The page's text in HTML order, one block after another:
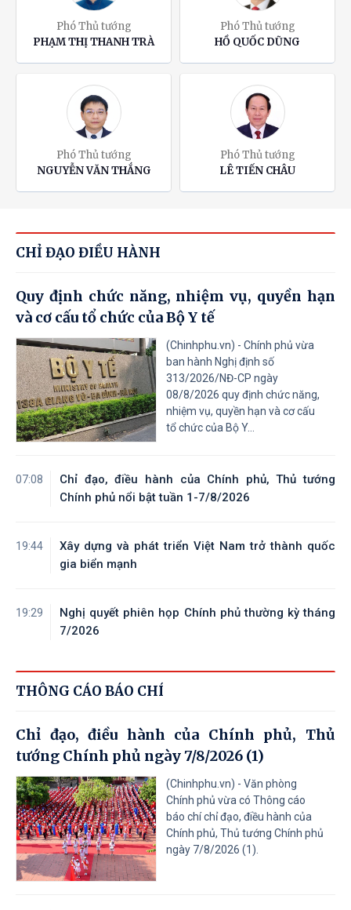
Phó Thủ tướng
PHẠM THỊ THANH TRÀ
Phó Thủ tướng
HỒ QUỐC DŨNG
Phó Thủ tướng
NGUYỄN VĂN THẮNG
Phó Thủ tướng
LÊ TIẾN CHÂU
CHỈ ĐẠO ĐIỀU HÀNH
Quy định chức năng, nhiệm vụ, quyền hạn
và cơ cấu tổ chức của Bộ Y tế
(Chinhphu.vn) - Chính phủ vừa
ban hành Nghị định số
313/2026/NĐ-CP ngày
08/8/2026 quy định chức năng,
nhiệm vụ, quyền hạn và cơ cấu
tổ chức của Bộ Y...
07:08
Chỉ đạo, điều hành của Chính phủ, Thủ tướng
Chính phủ nổi bật tuần 1-7/8/2026
19:44
Xây dựng và phát triển Việt Nam trở thành quốc
gia biển mạnh
19:29
Nghị quyết phiên họp Chính phủ thường kỳ tháng
7/2026
THÔNG CÁO BÁO CHÍ
Chỉ đạo, điều hành của Chính phủ, Thủ
tướng Chính phủ ngày 7/8/2026 (1)
(Chinhphu.vn) - Văn phòng
Chính phủ vừa có Thông cáo
báo chí chỉ đạo, điều hành của
Chính phủ, Thủ tướng Chính phủ
ngày 7/8/2026 (1).